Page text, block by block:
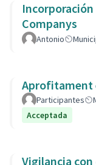
Companys
Antonio
Aprofitament
Participantes
Acceptada
Vigilancia con